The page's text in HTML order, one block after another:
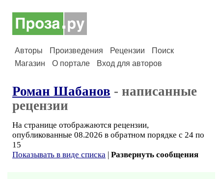
Авторы Произведения Рецензии
Поиск
Магазин
О портале Вход для авторов
Роман Шабанов - написанные
рецензии
На странице отображаются рецензии,
опубликованные 08.2026 в обратном порядке с 24 по
15
Показывать в виде списка | Развернуть сообщения